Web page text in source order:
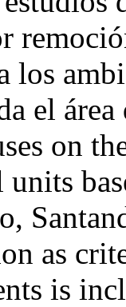
los
el
on
as
is